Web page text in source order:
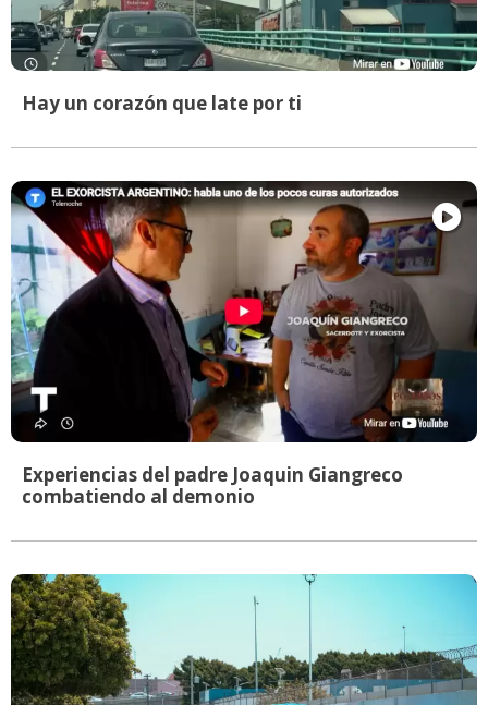
Hay un corazón que late por ti
Experiencias del padre Joaquin Giangreco
combatiendo al demonio